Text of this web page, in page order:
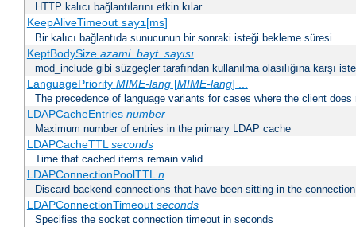
HTTP kalıcı bağlantılarını etkin kılar
KeepAliveTimeout sayı[ms]
Bir kalıcı bağlantıda sunucunun bir sonraki isteği bekleme süresi
KeptBodySize azami_bayt_sayısı
mod_include gibi süzgeçler tarafından kullanılma olasılığına karşı
LanguagePriority MIME-lang[MIME-lang] ...
The precedence of language variants for cases where the client
LDAPCacheEntries number
Maximum number of entries in the primary LDAP cache
LDAPCacheTTLseconds
Time that cached items remain valid
LDAPConnectionPoolTTLn
Discard backend connections that have been sitting in the
LDAPConnectionTimeout seconds
Specifies the socket connection timeout in seconds